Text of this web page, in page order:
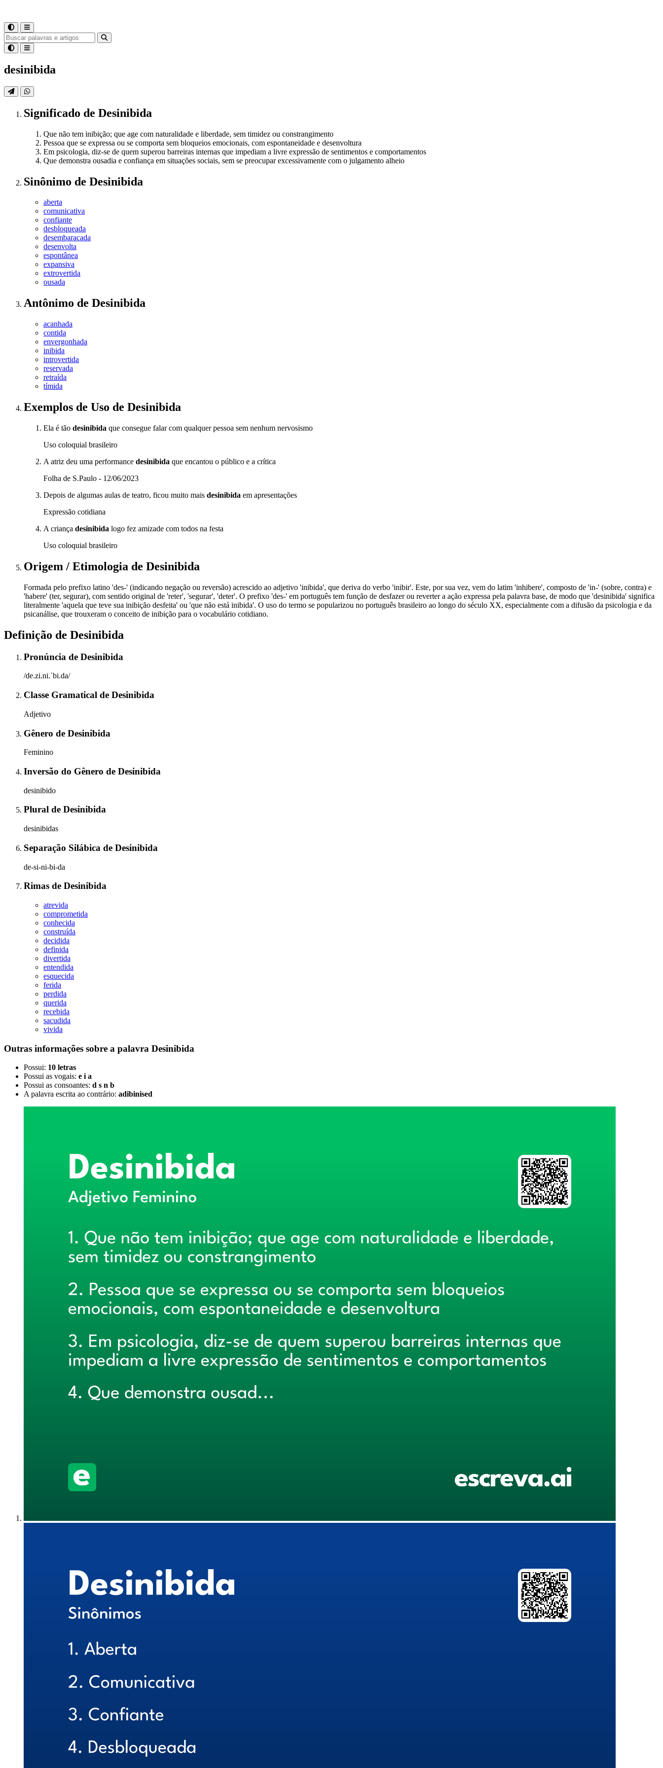
desinibida
Significado de Desinibida
Que não tem inibição; que age com naturalidade e liberdade, sem timidez ou constrangimento
Pessoa que se expressa ou se comporta sem bloqueios emocionais, com espontaneidade e desenvoltura
Em psicologia, diz-se de quem superou barreiras internas que impediam a livre expressão de sentimentos e comportamentos
Que demonstra ousadia e confiança em situações sociais, sem se preocupar excessivamente com o julgamento alheio
Sinônimo de Desinibida
aberta
comunicativa
confiante
desbloqueada
desembaracada
desenvolta
espontânea
expansiva
extrovertida
ousada
Antônimo de Desinibida
acanhada
contida
envergonhada
inibida
introvertida
reservada
retraída
tímida
Exemplos de Uso de Desinibida
Ela é tão desinibida que consegue falar com qualquer pessoa sem nenhum nervosismo
Uso coloquial brasileiro
A atriz deu uma performance desinibida que encantou o público e a crítica
Folha de S.Paulo - 12/06/2023
Depois de algumas aulas de teatro, ficou muito mais desinibida em apresentações
Expressão cotidiana
A criança desinibida logo fez amizade com todos na festa
Uso coloquial brasileiro
Origem / Etimologia de Desinibida
Formada pelo prefixo latino 'des-' (indicando negação ou reversão) acrescido ao adjetivo 'inibida', que deriva do verbo 'inibir'. Este, por sua vez, vem do latim 'inhibere', composto de 'in-' (sobre, contra) e
'habere' (ter, segurar), com sentido original de 'reter', 'segurar', 'deter'. O prefixo 'des-' em português tem função de desfazer ou reverter a ação expressa pela palavra base, de modo que 'desinibida' significa
literalmente 'aquela que teve sua inibição desfeita' ou 'que não está inibida'. O uso do termo se popularizou no português brasileiro ao longo do século XX, especialmente com a difusão da psicologia e da
psicanálise, que trouxeram o conceito de inibição para o vocabulário cotidiano.
Definição de Desinibida
Pronúncia de Desinibida
/de.zi.ni.ˈbi.da/
Classe Gramatical de Desinibida
Adjetivo
Gênero de Desinibida
Feminino
Inversão do Gênero de Desinibida
desinibido
Plural de Desinibida
desinibidas
Separação Silábica de Desinibida
de-si-ni-bi-da
Rimas de Desinibida
atrevida
comprometida
conhecida
construída
decidida
definida
divertida
entendida
esquecida
ferida
perdida
querida
recebida
sacudida
vivida
Outras informações sobre a palavra Desinibida
Possui: 10 letras
Possui as vogais: e i a
Possui as consoantes: d s n b
A palavra escrita ao contrário: adibinised